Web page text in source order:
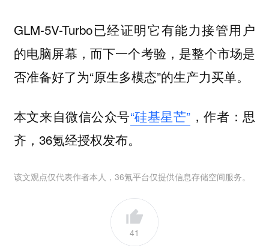
GLM-5V-Turbo已经证明它有能力接管用户
的电脑屏幕，而下一个考验，是整个市场是
否准备好了为“原生多模态”的生产力买单。
本文来自微信公众号“硅基星芒” ，作者：思
齐，36氪经授权发布。
该文观点仅代表作者本人，36氪平台仅提供信息存储空间服务。
41